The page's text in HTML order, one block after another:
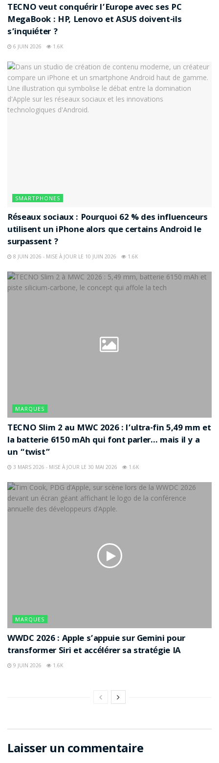
TECNO veut conquérir l’Europe avec ses PC
MegaBook : HP, Lenovo et ASUS doivent-ils
s’inquiéter ?
6 JUIN 2026 1.6K
SMARTPHONES
Réseaux sociaux : Pourquoi 62 % des influenceurs
utilisent un iPhone alors que certains Android le
surpassent ?
8 JUIN 2026 - MISE À JOUR LE 10 JUIN 2026 1.6K
MARQUES
TECNO Slim 2 au MWC 2026 : l’ultra-fin 5,49 mm et
la batterie 6150 mAh qui font parler… mais il y a
un “twist”
3 MARS 2026 - MISE À JOUR LE 30 MAI 2026 1.6K
MARQUES
WWDC 2026 : Apple s’appuie sur Gemini pour
transformer Siri et accélérer sa stratégie IA
9 JUIN 2026 1.6K
Laisser un commentaire